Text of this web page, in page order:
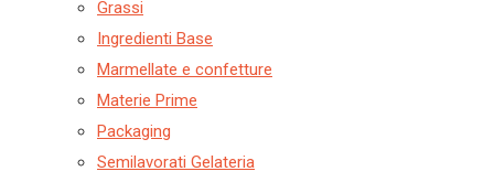
Grassi
Ingredienti Base
Marmellate e confetture
Materie Prime
Packaging
Semilavorati Gelateria